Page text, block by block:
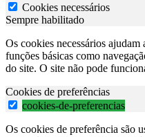
Cookies necessários
Sempre habilitado
Os cookies necessários
funções básicas como
do site. O site não pode
Cookies de preferências
cookies-de-preferencias
Os cookies de preferência são